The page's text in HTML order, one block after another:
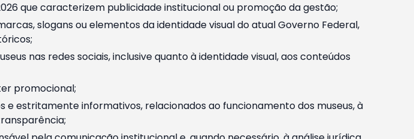
que caracterizem publicidade institucional ou promoção da gestão;
slogans ou elementos da identidade visual do atual Governo Federal,
nas redes sociais, inclusive quanto à identidade visual, aos conteúdos
promocional;
estritamente informativos, relacionados ao funcionamento dos museus, à